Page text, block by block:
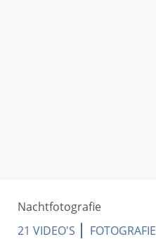
Nachtfotografie
21 VIDEO'S
FOTOGRAFIE